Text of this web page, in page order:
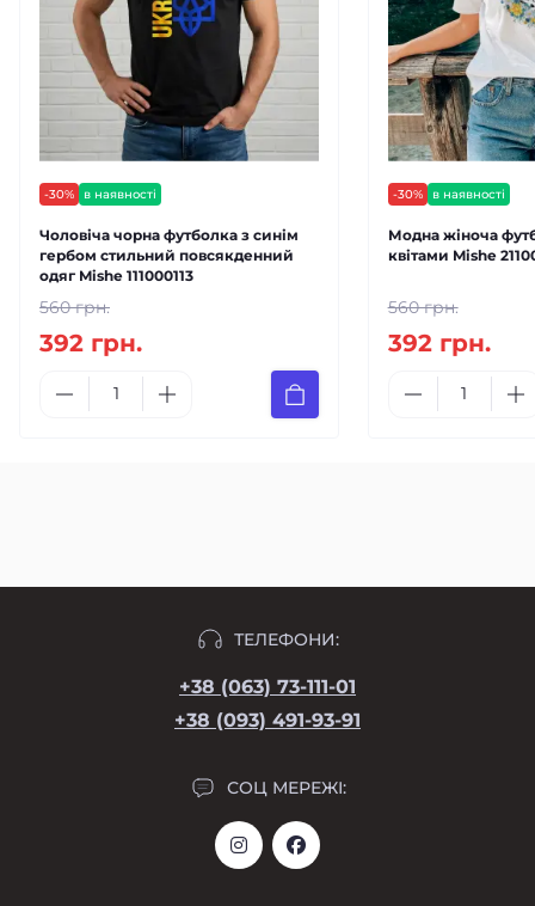
-30% в наявності
Чоловіча чорна футболка з синім
гербом стильний повсякденний
одяг Mishe 111000113
560 грн.
392 грн.
-30% в наявності
Модна жіноча
квітами Mishe
560 грн.
392 грн.
ТЕЛЕФОНИ:
+38 (063) 73-111-01
+38 (093) 491-93-91
СОЦ МЕРЕЖІ: